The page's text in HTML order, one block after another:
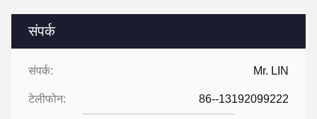
संपर्क
संपर्क: Mr. LIN
टेलीफोन: 86--13192099222